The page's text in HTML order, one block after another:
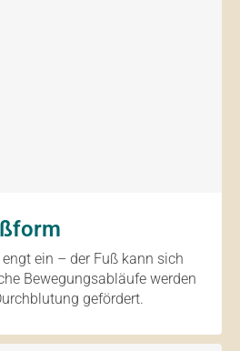
ein – der Fuß kann sich
Bewegungsabläufe werden
gefördert.